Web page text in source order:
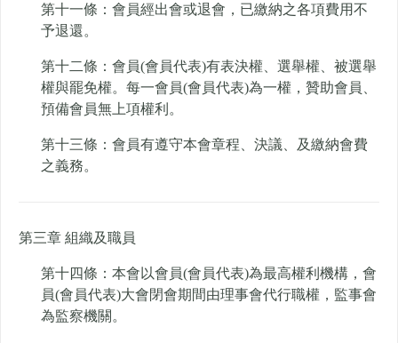
第十一條：會員經出會或退會，已繳納之各項費用不
予退還。
第十二條：會員(會員代表)有表決權、選舉權、被選舉
權與罷免權。每一會員(會員代表)為一權，贊助會員、
預備會員無上項權利。
第十三條：會員有遵守本會章程、決議、及繳納會費
之義務。
第三章 組織及職員
第十四條：本會以會員(會員代表)為最高權利機構，會
員(會員代表)大會閉會期間由理事會代行職權，監事會
為監察機關。